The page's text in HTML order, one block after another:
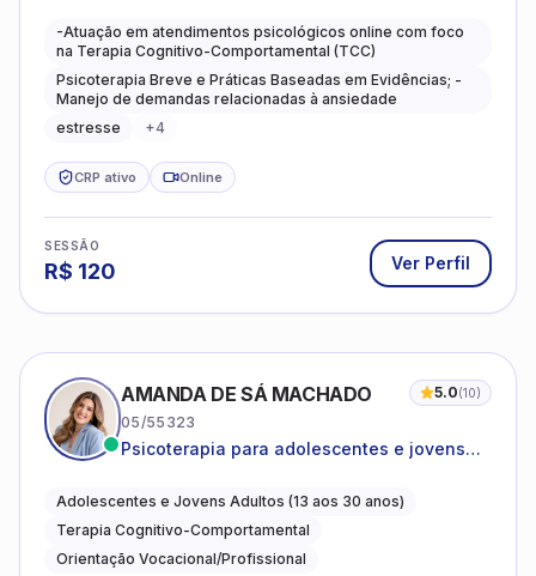
caminhos mais gentis para se viver.
-Atuação em atendimentos psicológicos online com foco
na Terapia Cognitivo-Comportamental (TCC)
Psicoterapia Breve e Práticas Baseadas em Evidências; -
Manejo de demandas relacionadas à ansiedade
estresse
+4
CRP ativo Online
SESSÃO
R$ 120 Ver Perfil
AMANDA DE SÁ MACHADO 5.0(10)
05/55323
Psicoterapia para adolescentes e jovens
autoestima, relações e orientação
profissional
Adolescentes e Jovens Adultos (13 aos 30 anos)
Terapia Cognitivo-Comportamental
Orientação Vocacional/Profissional